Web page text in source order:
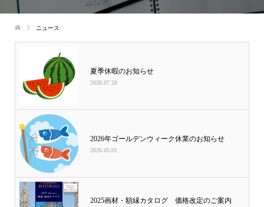
ニュース
夏季休暇のお知らせ
2026.07.28
2026年ゴールデンウィーク休業のお知らせ
2026.05.01
2025画材・額縁カタログ 価格改定のご案内